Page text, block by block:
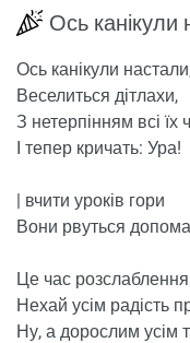
Ось канікули
Ось канікули
Веселиться дітлахи,
З нетерпінням всі їх
І тепер кричать: Ура!
| вчити уроків гори
Вони рвуться
Це час розслаблення
Нехай усім радість
Ну, а дорослим усім